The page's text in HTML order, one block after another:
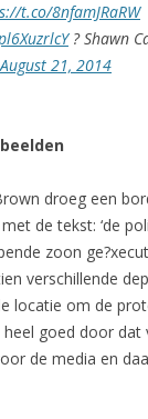
t.co/8nfamJRaRW
? Shawn
August 21, 2014
droeg een
de tekst: ‘de
zoon
verschillende
locatie om de
goed door dat
de media en